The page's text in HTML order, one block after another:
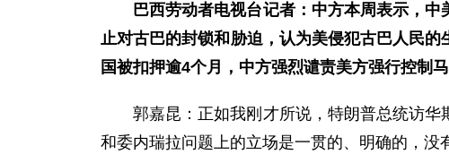
巴西劳动者电视台记者：中方本周表示，
止对古巴的封锁和胁迫，认为美侵犯古巴人民
国被扣押逾4个月，中方强烈谴责美方强行控制
郭嘉昆：正如我刚才所说，特朗普总统访
和委内瑞拉问题上的立场是一贯的、明确的，没